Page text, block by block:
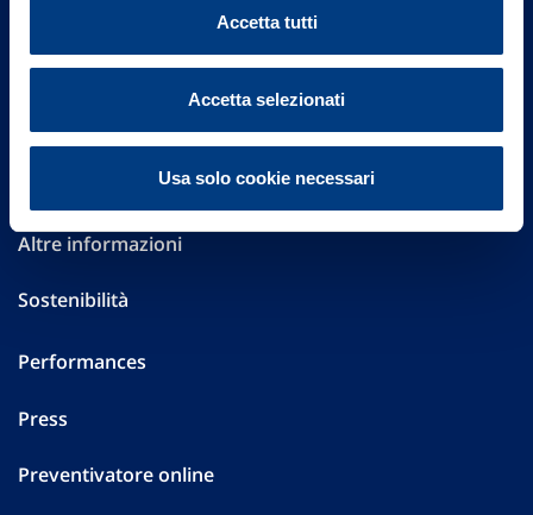
Accetta tutti
Accetta selezionati
Usa solo cookie necessari
FAQ
Governance
Investor Relations
Altre informazioni
Sostenibilità
Performances
Press
Preventivatore online